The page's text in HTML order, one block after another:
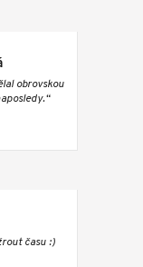
obrovskou
času :)